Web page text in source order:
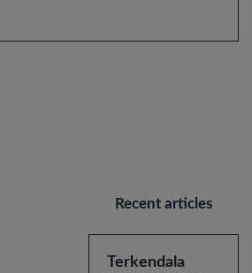
Recent articles
Terkendala